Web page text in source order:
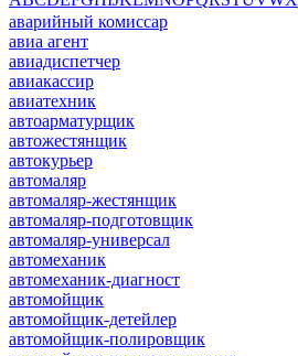
аварийный комиссар
авиа агент
авиадиспетчер
авиакассир
авиатехник
автоарматурщик
автожестянщик
автокурьер
автомаляр
автомаляр-жестянщик
автомаляр-подготовщик
автомаляр-универсал
автомеханик
автомеханик-диагност
автомойщик
автомойщик-детейлер
автомойщик-полировщик